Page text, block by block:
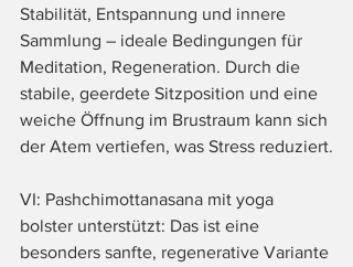
Stabilität, Entspannung und innere
Sammlung – ideale Bedingungen für
Meditation, Regeneration. Durch die
stabile, geerdete Sitzposition und eine
weiche Öffnung im Brustraum kann sich
der Atem vertiefen, was Stress reduziert.
VI: Pashchimottanasana mit yoga
bolster unterstützt: Das ist eine
besonders sanfte, regenerative Variante